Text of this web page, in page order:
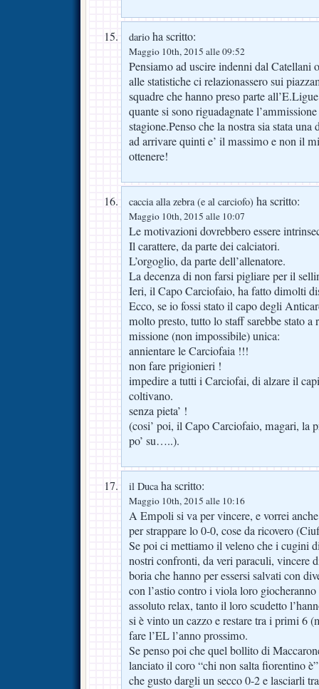
dario ha scritto:
Maggio 10th, 2015 alle 09:52
Pensiamo ad uscire indenni dal Catellani
alle statistiche ci relazionassero sui
squadre che hanno preso parte
quante si sono riguadagnate
stagione.Penso che la nostra sia stata
ad arrivare quinti e’ il massimo e non il
ottenere!
caccia alla zebra (e al carciofo) ha scritto:
Maggio 10th, 2015 alle 10:07
Le motivazioni dovrebbero essere
Il carattere, da parte dei calciatori.
L’orgoglio, da parte dell’allenatore.
La decenza di non farsi pigliare per il
Ieri, il Capo Carciofaio, ha fatto dimolti
Ecco, se io fossi stato il capo degli
molto presto, tutto lo staff sarebbe stato a
missione (non impossibile) unica:
annientare le Carciofaia !!!
non fare prigionieri !
impedire a tutti i Carciofai, di alzare il
coltivano.
senza pieta’ !
(cosi’ poi, il Capo Carciofaio, magari, la
po’ su…..).
il Ducaha scritto:
Maggio 10th, 2015 alle 10:16
A Empoli si va per vincere, e vorrei
per strappare lo 0-0, cose da ricovero
Se poi ci mettiamo il veleno che i cugini
nostri confronti, da veri paraculi, vincere
boria che hanno per essersi salvati con
con l’astio contro i viola loro
assoluto relax, tanto il loro scudetto
si è vinto un cazzo e restare tra i primi 6
fare l’EL l’anno prossimo.
Se penso poi che quel bollito di
lanciato il coro “chi non salta fiorentino
che gusto dargli un secco 0-2 e lasciarli